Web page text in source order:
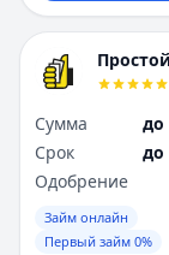
Сумма
до
Срок
до
Одобрение
Займ онлайн
Первый займ 0%